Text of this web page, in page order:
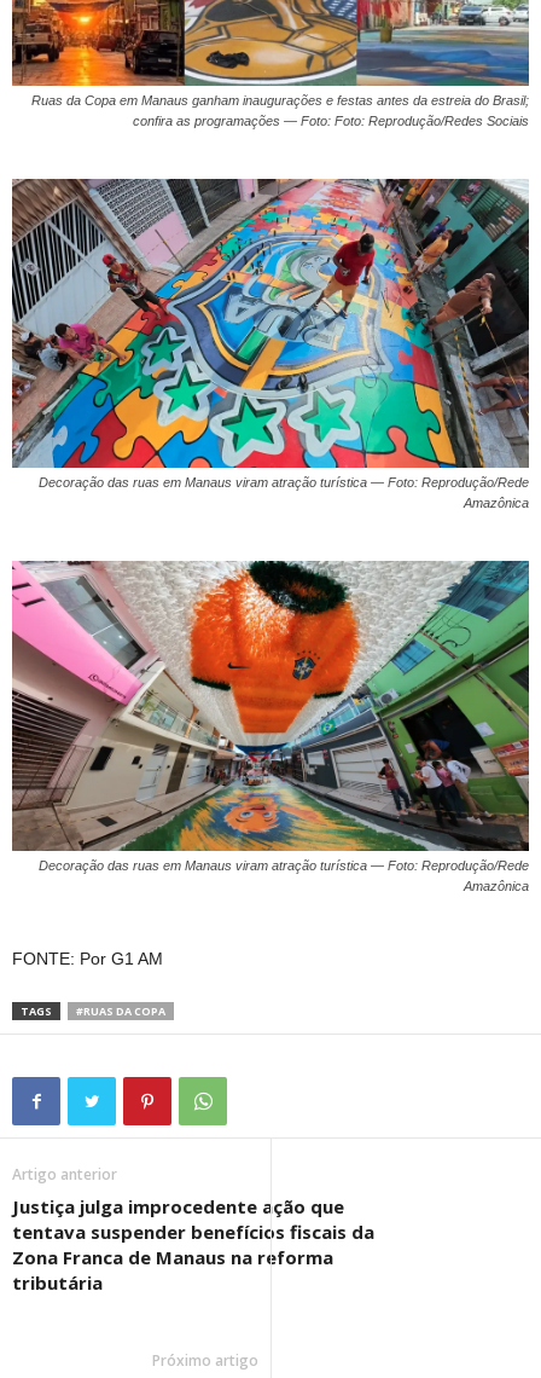
Ruas da Copa em Manaus ganham inaugurações e festas antes da estreia do Brasil;
confira as programações — Foto: Foto: Reprodução/Redes Sociais
Decoração das ruas em Manaus viram atração turística — Foto: Reprodução/Rede
Amazônica
Decoração das ruas em Manaus viram atração turística — Foto: Reprodução/Rede
Amazônica
FONTE: Por G1 AM
TAGS #RUAS DA COPA
Artigo anterior
Justiça julga improcedente ação que
tentava suspender benefícios fiscais da
Zona Franca de Manaus na reforma
tributária
Próximo artigo